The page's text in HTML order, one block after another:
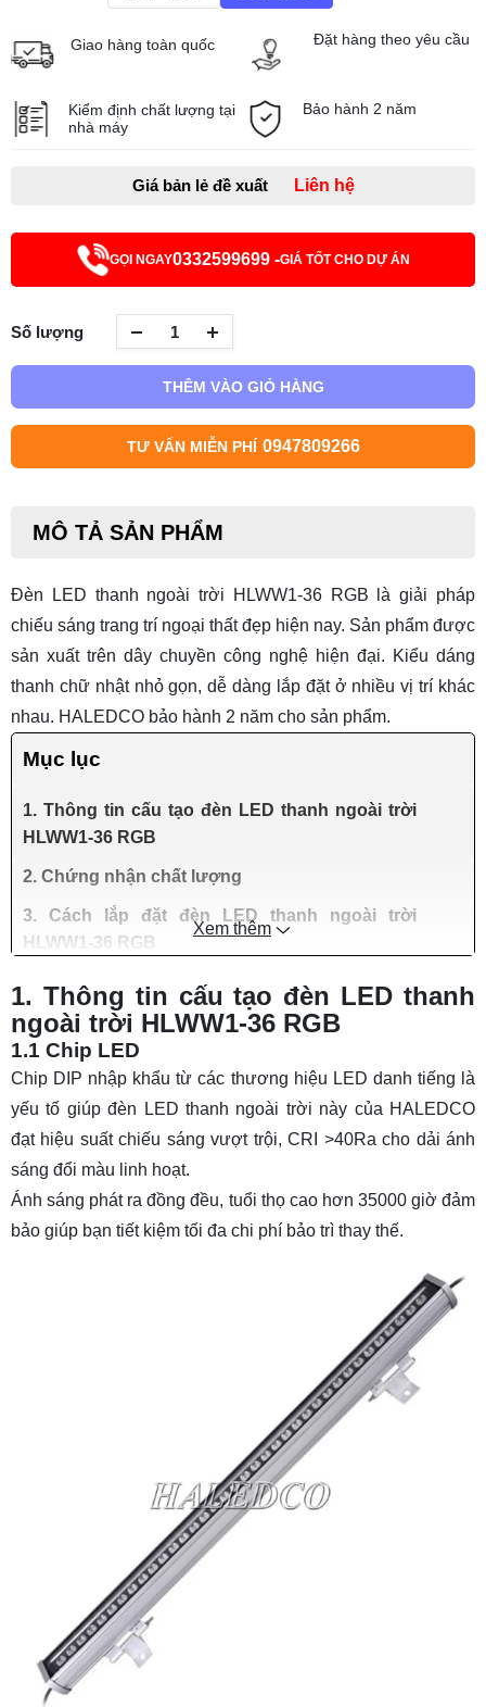
Giao hàng toàn quốc Đặt hàng theo yêu cầu
Kiểm định chất lượng tại
nhà máy
Bảo hành 2 năm
Giá bản lẻ đề xuất Liên hệ
GỌI NGAY0332599699 -GIÁ TỐT CHO DỰ ÁN
Số lượng
THÊM VÀO GIỎ HÀNG
TƯ VẤN MIỄN PHÍ 0947809266
MÔ TẢ SẢN PHẨM
Đèn LED thanh ngoài trời HLWW1-36 RGB
là giải pháp
chiếu sáng trang trí ngoại thất đẹp hiện nay. Sản phẩm được
sản xuất trên dây chuyền công nghệ hiện đại. Kiểu dáng
thanh chữ nhật nhỏ gọn, dễ dàng lắp đặt ở nhiều vị trí khác
nhau. HALEDCO bảo hành 2 năm cho sản phẩm.
Mục lục
1. Thông tin cấu tạo đèn LED thanh ngoài trời
HLWW1-36 RGB
2. Chứng nhận chất lượng
3. Cách lắp đặt đèn LED thanh ngoài trời
HLWW1-36 RGB
4. Mua đèn LED thanh ngoài trời HLWW1-36
RGB giá tốt
Xem thêm
1. Thông tin cấu tạo đèn LED thanh
ngoài trời HLWW1-36 RGB
1.1 Chip LED
Chip DIP nhập khẩu từ các thương hiệu LED danh tiếng là
yếu tố giúp đèn LED thanh ngoài trời này của HALEDCO
đạt hiệu suất chiếu sáng vượt trội, CRI >40Ra cho dải ánh
sáng đổi màu linh hoạt.
Ánh sáng phát ra đồng đều, tuổi thọ cao hơn 35000 giờ đảm
bảo giúp bạn tiết kiệm tối đa chi phí bảo trì thay thế.